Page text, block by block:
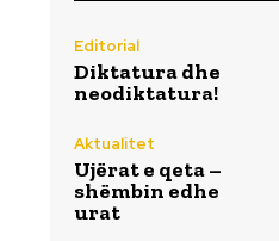
Editorial
Diktatura dhe
neodiktatura!
Aktualitet
Ujërat e qeta –
shëmbin edhe
urat